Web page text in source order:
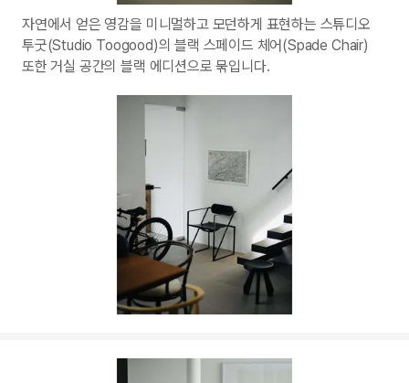
자연에서 얻은 영감을 미니멀하고 모던하게 표현하는 스튜디오
투굿(Studio Toogood)의 블랙 스페이드 체어(Spade Chair)
또한 거실 공간의 블랙 에디션으로 묶입니다.